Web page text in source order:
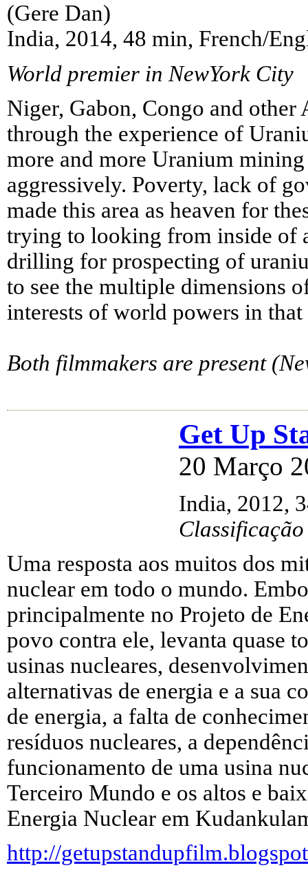
(Gere Dan)
India, 2014, 48 min, French/
World premier in NewYork City
Niger, Gabon, Congo and
through the experience of
more and more Uranium
aggressively. Poverty, lack of
made this area as heaven for
trying to looking from inside of
drilling for prospecting of
to see the multiple dimensions
interests of world powers in
Both filmmakers are present
Get Up
20 Março
India, 2012,
Uma resposta aos muitos dos
nuclear em todo o mundo.
principalmente no Projeto de
povo contra ele, levanta quase
usinas nucleares,
alternativas de energia e a sua
de energia, a falta de
resíduos nucleares, a
funcionamento de uma usina
Terceiro Mundo e os altos e
Energia Nuclear em
http://